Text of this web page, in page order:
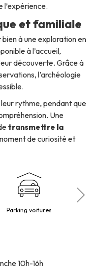
et familiale
à une exploration en
à l’accueil,
découverte. Grâce à
l’archéologie
rythme, pendant que
Une
transmettre la
de curiosité et
Parking voitures
10h-16h